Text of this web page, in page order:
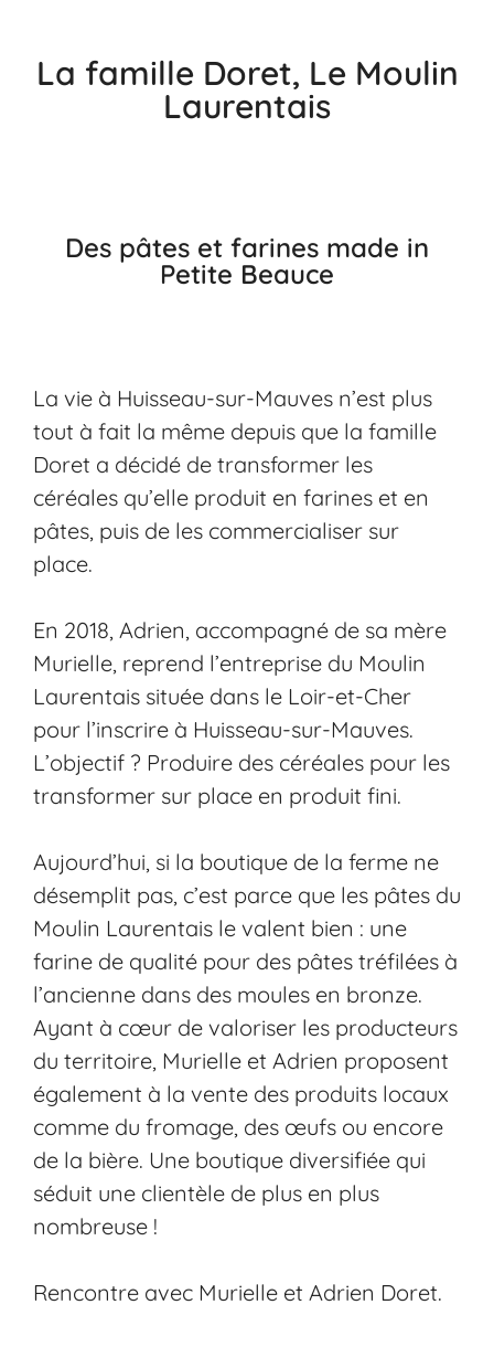
La famille Doret, Le Moulin
Laurentais
Des pâtes et farines made in
Petite Beauce
La vie à Huisseau-sur-Mauves n’est plus
tout à fait la même depuis que la famille
Doret a décidé de transformer les
céréales qu’elle produit en farines et en
pâtes, puis de les commercialiser sur
place.
En 2018, Adrien, accompagné de sa mère
Murielle, reprend l’entreprise du Moulin
Laurentais située dans le Loir-et-Cher
pour l’inscrire à Huisseau-sur-Mauves.
L’objectif ? Produire des céréales pour les
transformer sur place en produit fini.
Aujourd’hui, si la boutique de la ferme ne
désemplit pas, c’est parce que les pâtes du
Moulin Laurentais le valent bien : une
farine de qualité pour des pâtes tréfilées à
l’ancienne dans des moules en bronze.
Ayant à cœur de valoriser les producteurs
du territoire, Murielle et Adrien proposent
également à la vente des produits locaux
comme du fromage, des œufs ou encore
de la bière. Une boutique diversifiée qui
séduit une clientèle de plus en plus
nombreuse !
Rencontre avec Murielle et Adrien Doret.